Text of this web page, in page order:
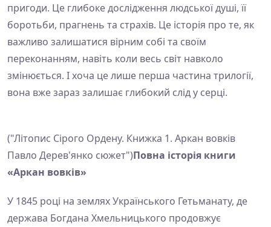
пригоди. Це глибоке дослідження людської душі, її
боротьби, прагнень та страхів. Це історія про те, як
важливо залишатися вірним собі та своїм
переконанням, навіть коли весь світ навколо
змінюється. І хоча це лише перша частина трилогії,
вона вже зараз залишає глибокий слід у серці.
("Літопис Сірого Ордену. Книжка 1. Аркан вовків
Павло Дерев'янко сюжет")Повна історія книги
«Аркан вовків»
У 1845 році на землях Українського Гетьманату, де
держава Богдана Хмельницького продовжує